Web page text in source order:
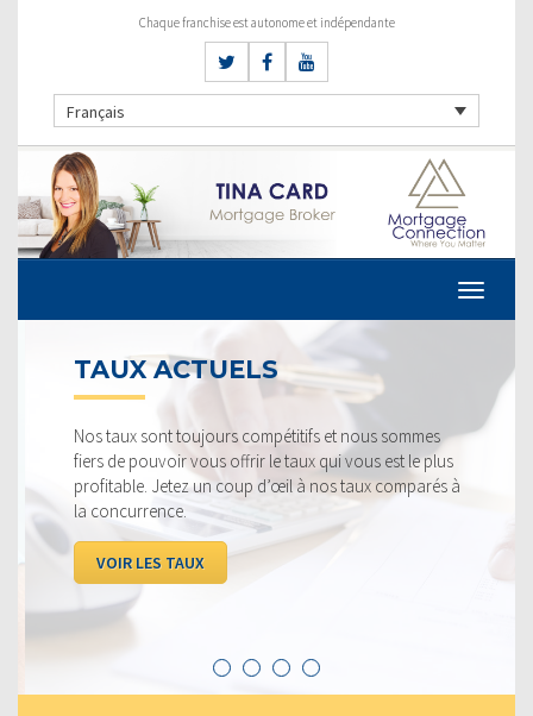
Chaque franchise est autonome et indépendante
Français
TAUX ACTUELS
Nos taux sont toujours compétitifs et nous sommes
fiers de pouvoir vous offrir le taux qui vous est le plus
profitable. Jetez un coup d’œil à nos taux comparés à
la concurrence.
VOIR LES TAUX